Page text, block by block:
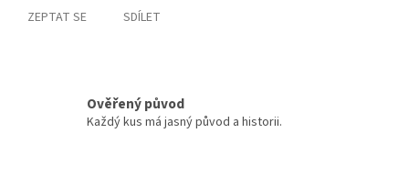
ZEPTAT SE SDÍLET
Ověřený původ
Každý kus má jasný původ a historii.